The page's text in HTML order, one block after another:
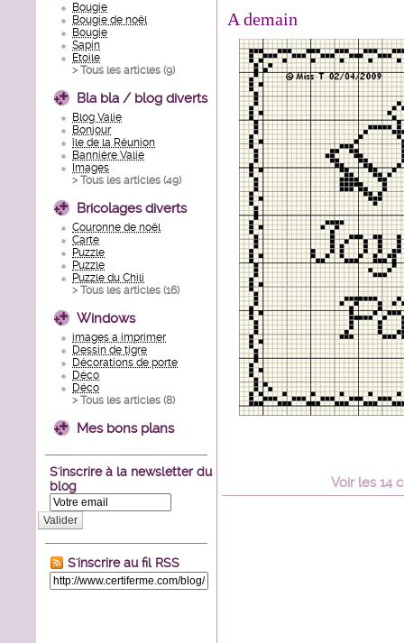
Bougie
Bougie de noël
Bougie
Sapin
Etoile
> Tous les articles (9)
Bla bla / blog diverts
Blog Valie
Bonjour
île de la Réunion
Bannière Valie
Images
> Tous les articles (49)
Bricolages diverts
Couronne de noël
Carte
Puzzle
Puzzle
Puzzle du Chili
> Tous les articles (16)
Windows
images a imprimer
Dessin de tigre
Décorations de porte
Déco
Déco
> Tous les articles (8)
Mes bons plans
S'inscrire à la newsletter du
blog
Valider
S'inscrire au fil RSS
A demain
Voir les14